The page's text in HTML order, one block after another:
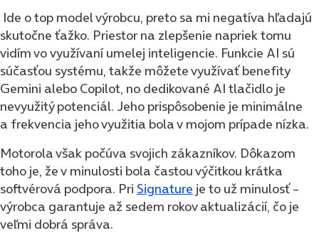
Ide o top model výrobcu, preto sa mi negatíva hľadajú
skutočne ťažko. Priestor na zlepšenie napriek tomu
vidím vo využívaní umelej inteligencie. Funkcie AI sú
súčasťou systému, takže môžete využívať benefity
Gemini alebo Copilot, no dedikované AI tlačidlo je
nevyužitý potenciál. Jeho prispôsobenie je minimálne
a frekvencia jeho využitia bola v mojom prípade nízka.
Motorola však počúva svojich zákazníkov. Dôkazom
toho je, že v minulosti bola častou výčitkou krátka
softvérová podpora. Pri Signature je to už minulosť –
výrobca garantuje až sedem rokov aktualizácií, čo je
veľmi dobrá správa.